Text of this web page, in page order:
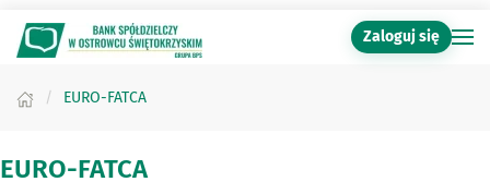
Zaloguj się
EURO-FATCA
EURO-FATCA